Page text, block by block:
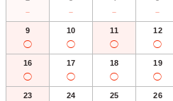
－ － － －
9
◯
10
◯
11
◯
12
◯
16
◯
17
◯
18
◯
19
◯
23 24 25 26